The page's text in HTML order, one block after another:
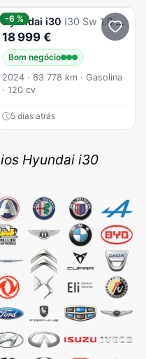
-6 %
Hyundai i30 I30 Sw 1.0 T-Gdi Style Plus
18 999 €
Bom negócio
2024 · 63 778 km · Gasolina
· 120 cv
5 dias atrás
Hyundai i30